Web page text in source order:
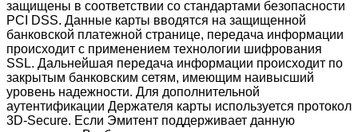
защищены в соответствии со стандартами безопасности
PCI DSS. Данные карты вводятся на защищенной
банковской платежной странице, передача информации
происходит с применением технологии шифрования
SSL. Дальнейшая передача информации происходит по
закрытым банковским сетям, имеющим наивысший
уровень надежности. Для дополнительной
аутентификации Держателя карты используется протокол
3D-Secure. Если Эмитент поддерживает данную